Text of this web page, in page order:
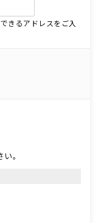
きるアドレスをご入
。